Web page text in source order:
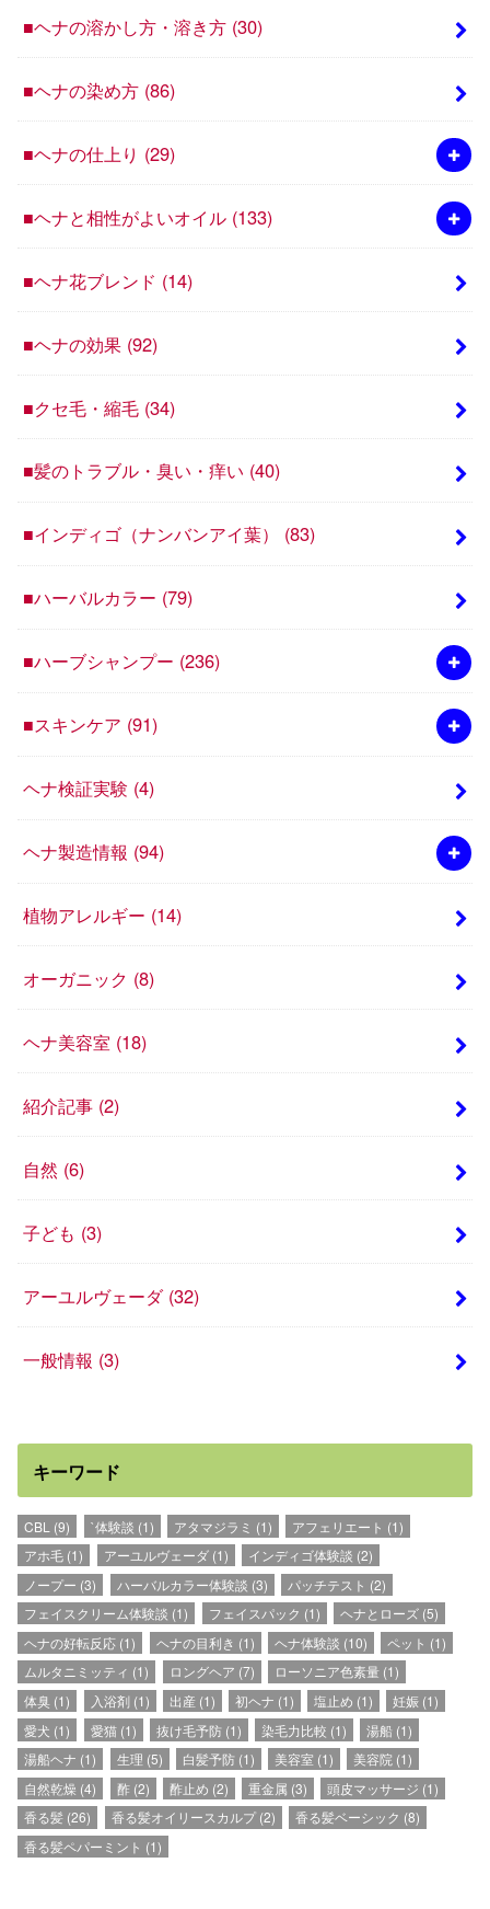
■ヘナの溶かし方・溶き方 (30)
■ヘナの染め方 (86)
■ヘナの仕上り (29)
■ヘナと相性がよいオイル (133)
■ヘナ花ブレンド (14)
■ヘナの効果 (92)
■クセ毛・縮毛 (34)
■髪のトラブル・臭い・痒い (40)
■インディゴ（ナンバンアイ葉） (83)
■ハーバルカラー (79)
■ハーブシャンプー (236)
■スキンケア (91)
ヘナ検証実験 (4)
ヘナ製造情報 (94)
植物アレルギー (14)
オーガニック (8)
ヘナ美容室 (18)
紹介記事 (2)
自然 (6)
子ども (3)
アーユルヴェーダ (32)
一般情報 (3)
キーワード
CBL (9) `体験談 (1) アタマジラミ (1) アフェリエート (1)
アホ毛 (1) アーユルヴェーダ(1) インディゴ体験談 (2)
ノープー (3) ハーバルカラー体験談 (3) パッチテスト (2)
フェイスクリーム体験談 (1) フェイスパック (1) ヘナとローズ(5)
ヘナの好転反応 (1) ヘナの目利き (1) ヘナ体験談 (10) ペット (1)
ムルタニミッティ (1) ロングヘア (7) ローソニア色素量(1)
体臭 (1) 入浴剤(1) 出産(1) 初ヘナ (1) 塩止め (1) 妊娠 (1)
愛犬 (1) 愛猫(1) 抜け毛予防(1) 染毛力比較 (1) 湯船 (1)
湯船ヘナ (1) 生理 (5) 白髪予防(1) 美容室 (1) 美容院 (1)
自然乾燥 (4) 酢(2) 酢止め (2) 重金属 (3) 頭皮マッサージ (1)
香る髪 (26) 香る髪オイリースカルプ(2) 香る髪ベーシック (8)
香る髪ペパーミント (1)